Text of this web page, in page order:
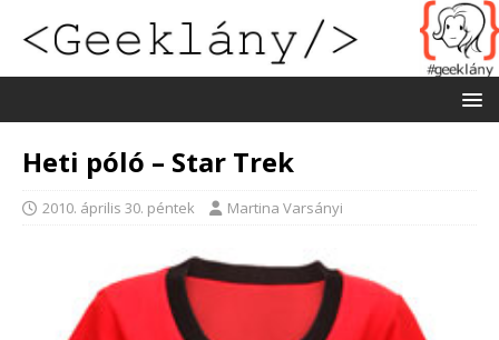
Heti póló – Star Trek
2010. április 30. péntek Martina Varsányi